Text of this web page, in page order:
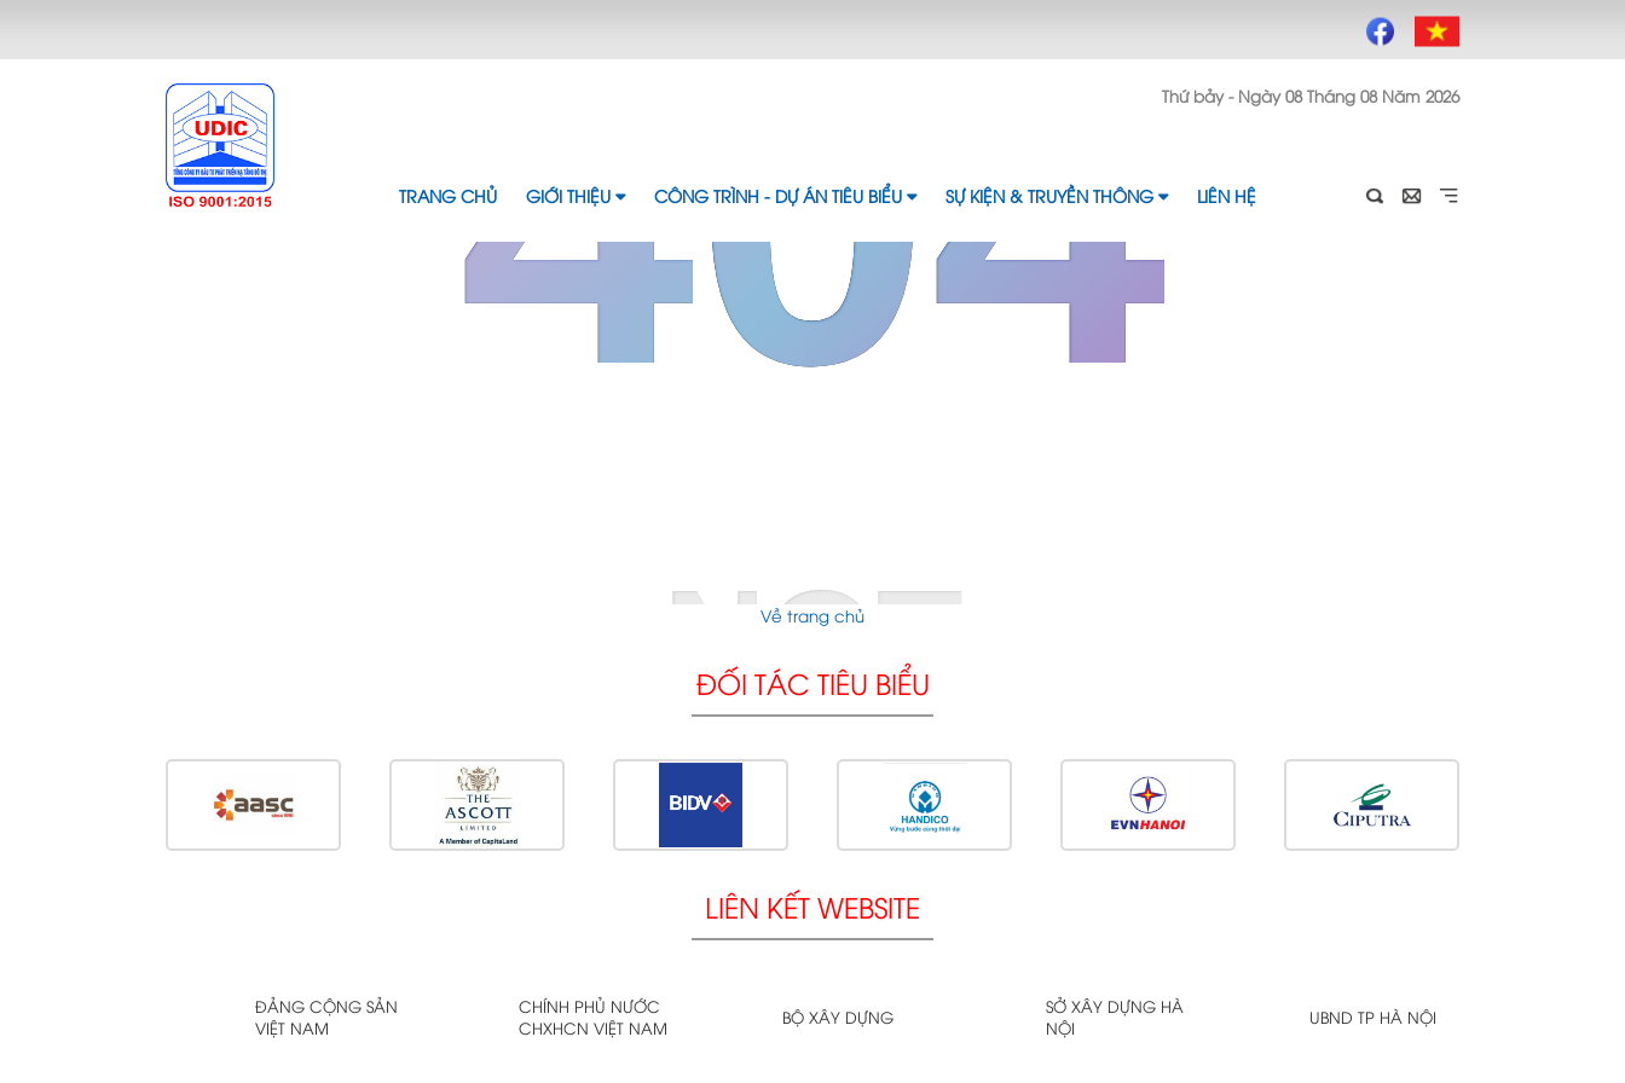
Thứ bảy - Ngày 08 Tháng 08 Năm 2026
TRANG CHỦ GIỚI THIỆU CÔNG TRÌNH - DỰ ÁN TIÊU BIỂU SỰ KIỆN & TRUYỀN THÔNG LIÊN HỆ
404
NOT
FOUND
Về trang chủ
ĐỐI TÁC TIÊU BIỂU
LIÊN KẾT WEBSITE
ĐẢNG CỘNG SẢN
VIỆT NAM
CHÍNH PHỦ NƯỚC
CHXHCN VIỆT NAM
BỘ XÂY DỰNG
SỞ XÂY DỰNG HÀ
NỘI
UBND TP HÀ NỘI